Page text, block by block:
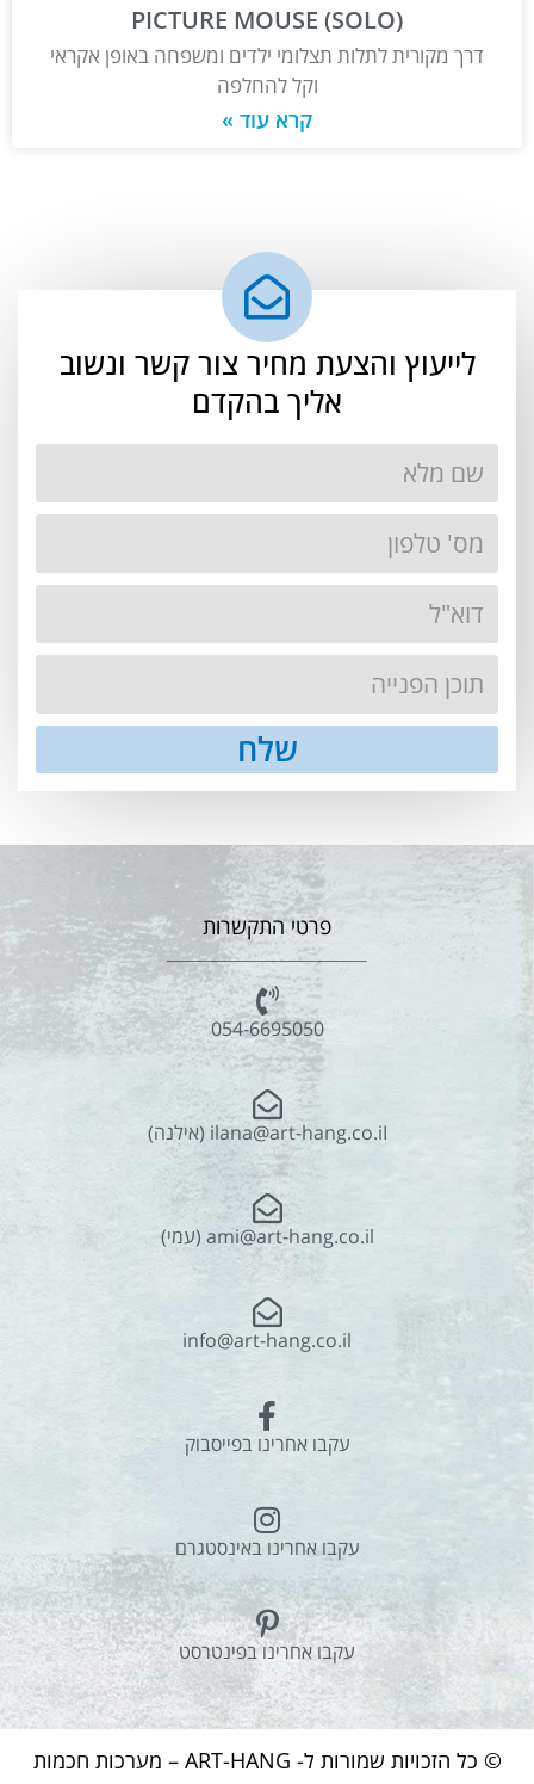
PICTURE MOUSE (SOLO)
דרך מקורית לתלות תצלומי ילדים ומשפחה באופן אקראי
וקל להחלפה
קרא עוד »
לייעוץ והצעת מחיר צור קשר ונשוב
אליך בהקדם
שלח
פרטי התקשרות
054-6695050
ilana@art-hang.co.iI (אילנה)
ami@art-hang.co.il (עמי)
info@art-hang.co.il
עקבו אחרינו בפייסבוק
עקבו אחרינו באינסטגרם
עקבו אחרינו בפינטרסט
© כל הזכויות שמורות ל- ART-HANG – מערכות חכמות